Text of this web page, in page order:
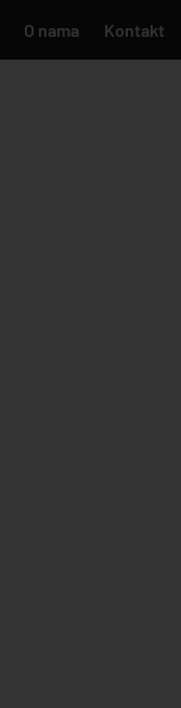
O nama Kontakt